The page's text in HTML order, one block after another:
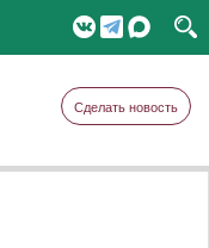
Сделать новость